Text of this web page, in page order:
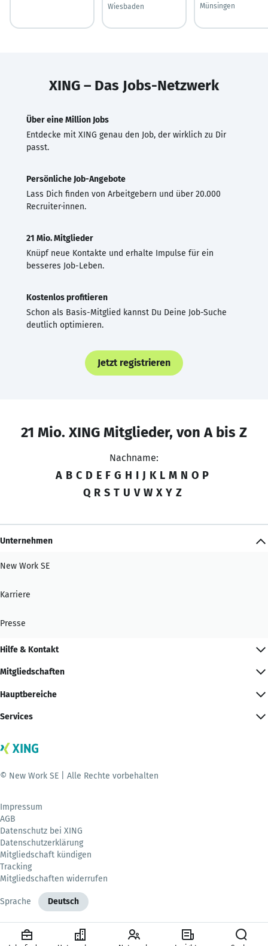
Wiesbaden
Münsingen
XING – Das Jobs-Netzwerk
Über eine Million Jobs
Entdecke mit XING genau den Job, der wirklich zu Dir
passt.
Persönliche Job-Angebote
Lass Dich finden von Arbeitgebern und über 20.000
Recruiter·innen.
21 Mio. Mitglieder
Knüpf neue Kontakte und erhalte Impulse für ein
besseres Job-Leben.
Kostenlos profitieren
Schon als Basis-Mitglied kannst Du Deine Job-Suche
deutlich optimieren.
Jetzt registrieren
21 Mio. XING Mitglieder, von A bis Z
Nachname:
A B C D E F G H I J K L M N O P
Q R S T U V W X Y Z
Unternehmen
New Work SE
Karriere
Presse
Hilfe & Kontakt
Mitgliedschaften
Hauptbereiche
Services
© New Work SE | Alle Rechte vorbehalten
Impressum
AGB
Datenschutz bei XING
Datenschutzerklärung
Mitgliedschaft kündigen
Tracking
Mitgliedschaften widerrufen
Sprache Deutsch